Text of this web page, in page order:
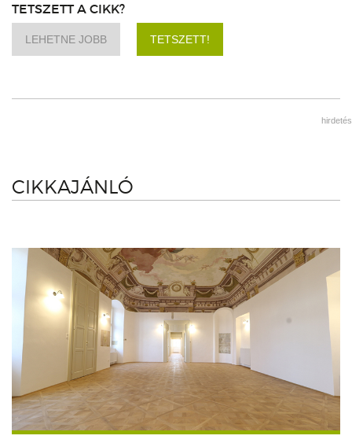
TETSZETT A CIKK?
LEHETNE JOBB TETSZETT!
hirdetés
CIKKAJÁNLÓ